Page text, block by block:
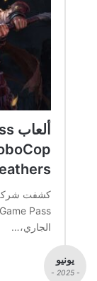
كشفت شركة
الجاري،…
يونيو
- 2025 -